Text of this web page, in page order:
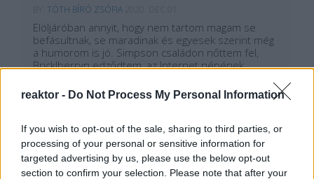
reaktor - Do Not Process My Personal Information
If you wish to opt-out of the sale, sharing to third parties, or
processing of your personal or sensitive information for
targeted advertising by us, please use the below opt-out
section to confirm your selection. Please note that after your
TÓTH BÍRÓ ZSÓFIA
Elöljáróban annyit, hogy nem tartom magam se
befásultnak, se maradinak és egyesek szerint még
a humorom is jó. Simpson családon nőttem fel,
Bricklberryn edződtem, az Internet népének
azon, ami vicces, nevetséges, vagy képmutató.
Mellesleg hívő…
Tetszik 0